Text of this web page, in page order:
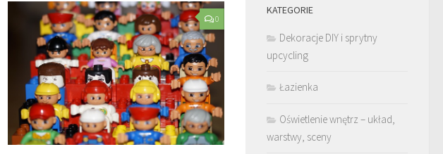
0
KATEGORIE
Dekoracje DIY i sprytny
upcycling
Łazienka
Oświetlenie wnętrz – układ,
warstwy, sceny